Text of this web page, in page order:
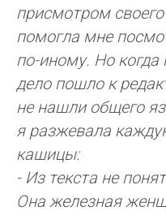
присмотром
помогла мне
по-иному. Но когда
дело пошло к
не нашли общего
я разжевала
кашицы:
- Из текста не
Она железная